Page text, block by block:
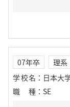
07年卒 理系
学校名 ： 日本大
職種 ： SE